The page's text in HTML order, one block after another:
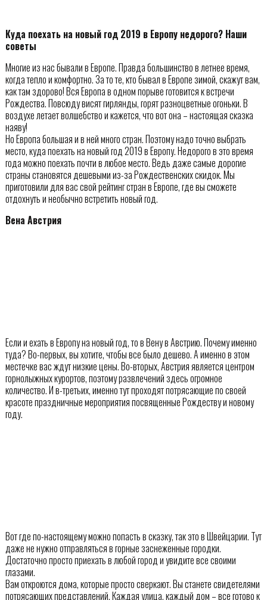
Куда поехать на новый год 2019 в Европу недорого? Наши
советы
Многие из нас бывали в Европе. Правда большинство в летнее время,
когда тепло и комфортно. За то те, кто бывал в Европе зимой, скажут вам,
как там здорово! Вся Европа в одном порыве готовится к встречи
Рождества. Повсюду висят гирлянды, горят разноцветные огоньки. В
воздухе летает волшебство и кажется, что вот она – настоящая сказка
наяву!
Но Европа большая и в ней много стран. Поэтому надо точно выбрать
место, куда поехать на новый год 2019 в Европу. Недорого в это время
года можно поехать почти в любое место. Ведь даже самые дорогие
страны становятся дешевыми из-за Рождественских скидок. Мы
приготовили для вас свой рейтинг стран в Европе, где вы сможете
отдохнуть и необычно встретить новый год.
Вена Австрия
Если и ехать в Европу на новый год, то в Вену в Австрию. Почему именно
туда? Во-первых, вы хотите, чтобы все было дешево. А именно в этом
местечке вас ждут низкие цены. Во-вторых, Австрия является центром
горнолыжных курортов, поэтому развлечений здесь огромное
количество. И в-третьих, именно тут проходят потрясающие по своей
красоте праздничные мероприятия посвященные Рождеству и новому
году.
Вот где по-настоящему можно попасть в сказку, так это в Швейцарии. Тут
даже не нужно отправляться в горные заснеженные городки.
Достаточно просто приехать в любой город и увидите все своими
глазами.
Вам откроются дома, которые просто сверкают. Вы станете свидетелями
потрясающих представлений. Каждая улица, каждый дом – все готово к